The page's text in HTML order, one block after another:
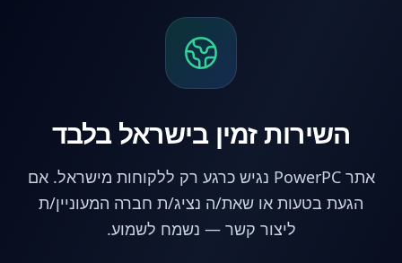
השירות זמין בישראל בלבד
אתר PowerPC נגיש כרגע רק ללקוחות מישראל. אם
הגעת בטעות או שאת/ה נציג/ת חברה המעוניין/ת
ליצור קשר — נשמח לשמוע.